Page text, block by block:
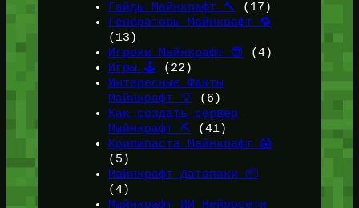
Гайды Майнкрафт 🔨
(17)
Генераторы Майнкрафт 🔁
(13)
Игроки Майнкрафт 😎 (4)
Игры 🕹️ (22)
Интересные Факты
Майнкрафт 💡(6)
Как создать сервер
Майнкрафт ⛏️ (41)
Крипипаста Майнкрафт 😱
(5)
Майнкрафт Датапаки 📦
(4)
Майнкрафт ИИ Нейросети